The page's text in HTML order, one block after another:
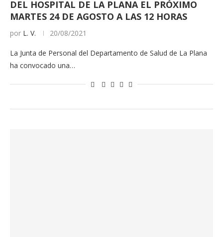
DEL HOSPITAL DE LA PLANA EL PRÓXIMO
MARTES 24 DE AGOSTO A LAS 12 HORAS
por L. V. 20/08/2021
La Junta de Personal del Departamento de Salud de La Plana
ha convocado una…